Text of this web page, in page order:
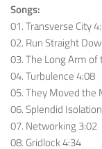
Songs:
01. Transverse City
02. Run Straight
03. The Long Arm of
04. Turbulence 4:08
05. They Moved the
06. Splendid
07. Networking 3:02
08. Gridlock 4:34